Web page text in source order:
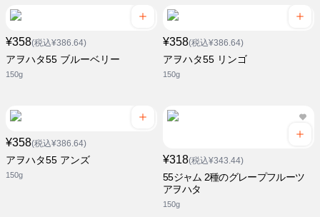
¥358(税込¥386.64)
アヲハタ55 ブルーベリー
150g
¥358(税込¥386.64)
アヲハタ55 リンゴ
150g
¥358(税込¥386.64)
アヲハタ55 アンズ
150g
¥318(税込¥343.44)
55ジャム 2種のグレープフルーツ
アヲハタ
150g